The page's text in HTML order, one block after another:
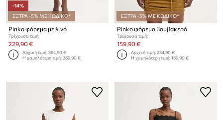
-14%
ΕΞΤΡΑ -5% ΜΕ ΚΩΔΙΚΟ*
Pinko φόρεμα με λινό
Τρέχουσα τιμή:
229,90 €
Αρχική τιμή:364,90 €
Η χαμηλότερη τιμή:269,90 €
ΕΞΤΡΑ -5% ΜΕ ΚΩΔΙΚΟ*
Pinko φόρεμα βαμβακερό
Τρέχουσα τιμή:
159,90 €
Αρχική τιμή:234,90 €
Η χαμηλότερη τιμή:169,90 €